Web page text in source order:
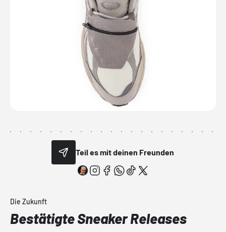
Teil es mit deinen Freunden
Die Zukunft
Bestätigte Sneaker Releases